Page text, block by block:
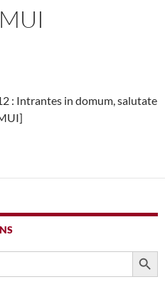
: Intrantes in domum, salutate
SEARCH